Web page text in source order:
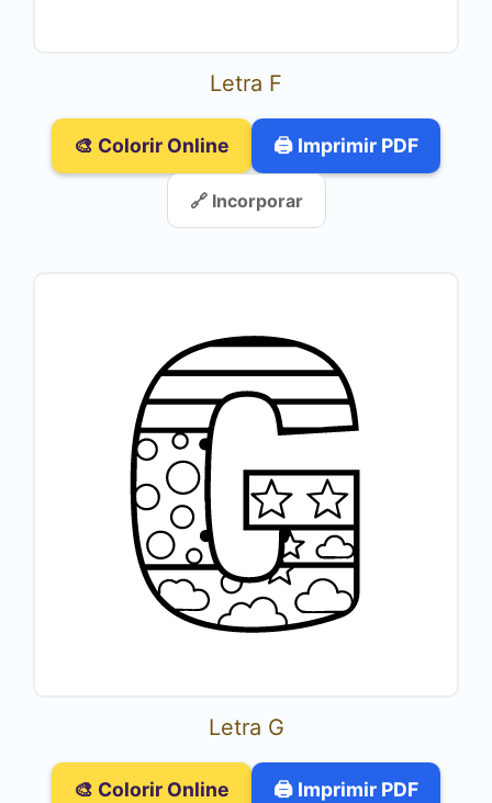
Letra F
🎨 Colorir Online 🖨️ Imprimir PDF
🔗 Incorporar
Letra G
🎨 Colorir Online 🖨️ Imprimir PDF